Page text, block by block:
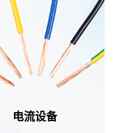
电流设备